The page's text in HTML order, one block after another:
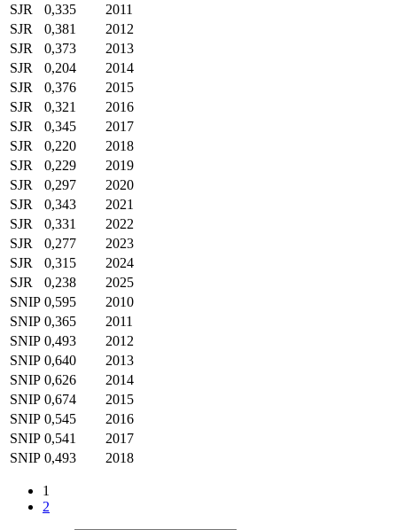
SJR
0,335
2011
SJR
0,381
2012
SJR
0,373
2013
SJR
0,204
2014
SJR
0,376
2015
SJR
0,321
2016
SJR
0,345
2017
SJR
0,220
2018
SJR
0,229
2019
SJR
0,297
2020
SJR
0,343
2021
SJR
0,331
2022
SJR
0,277
2023
SJR
0,315
2024
SJR
0,238
2025
SNIP 0,595
2010
SNIP 0,365
2011
SNIP 0,493
2012
SNIP 0,640
2013
SNIP 0,626
2014
SNIP 0,674
2015
SNIP 0,545
2016
SNIP 0,541
2017
SNIP 0,493 2018
1
2